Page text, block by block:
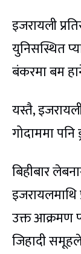
इजरायली
युनिसस्थित
बंकरमा बम
यस्तै,
गोदाममा
बिहीबार
उक्त आक्रमण
जिहादी